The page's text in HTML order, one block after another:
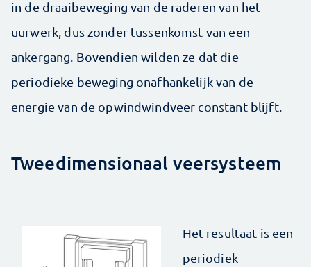
in de draaibeweging van de raderen van het
uurwerk, dus zonder tussenkomst van een
ankergang. Bovendien wilden ze dat die
periodieke beweging onafhankelijk van de
energie van de opwindwindveer constant blijft.
Tweedimensionaal veersysteem
Het resultaat is een
periodiek